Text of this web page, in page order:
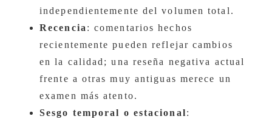
independientemente del volumen total.
Recencia : comentarios hechos
recientemente pueden reflejar cambios
en la calidad; una reseña negativa actual
frente a otras muy antiguas merece un
examen más atento.
Sesgo temporal o estacional: